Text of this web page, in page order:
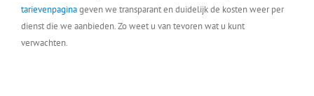
tarievenpaginageven we transparant en duidelijk de kosten weer per
dienst die we aanbieden. Zo weet u van tevoren wat u kunt
verwachten.